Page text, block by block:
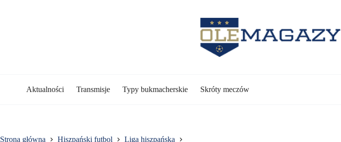
Aktualności Transmisje Typy bukmacherskie Skróty meczów
Strona główna Hiszpański futbol
Liga hiszpańska